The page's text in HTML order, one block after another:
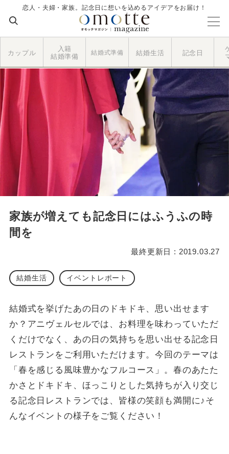
恋人・夫婦・家族。記念日に想いを込めるアイデアをお届け！
カップル
入籍
結婚準備
結婚式準備 結婚生活 記念日
家族が増えても記念日にはふうふの時
間を
最終更新日 : 2019.03.27
結婚生活 イベントレポート
結婚式を挙げたあの日のドキドキ、思い出せます
か？アニヴェルセルでは、お料理を味わっていただ
くだけでなく、あの日の気持ちを思い出せる記念日
レストランをご利用いただけます。今回のテーマは
「春を感じる風味豊かなフルコース」。春のあたた
かさとドキドキ、ほっこりとした気持ちが入り交じ
る記念日レストランでは、皆様の笑顔も満開に♪そ
んなイベントの様子をご覧ください！